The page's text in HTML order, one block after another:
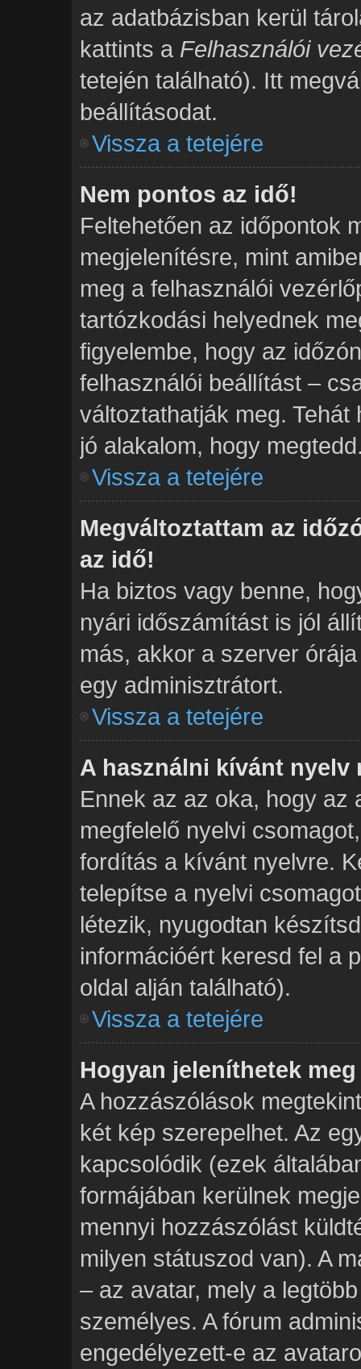
az adatbázisban kerül
kattints a Felhasználói
tetején található). Itt
beállításodat.
Vissza a tetejére
Nem pontos az idő!
Feltehetően az időpontok
megjelenítésre, mint
meg a felhasználói
tartózkodási helyednek
figyelembe, hogy az
felhasználói beállítást –
változtathatják meg.
jó alakalom, hogy
Vissza a tetejére
Megváltoztattam az
az idő!
Ha biztos vagy benne,
nyári időszámítást is jól
más, akkor a szerver
egy adminisztrátort.
Vissza a tetejére
A használni kívánt nyelv
Ennek az az oka, hogy az
megfelelő nyelvi
fordítás a kívánt nyelvre.
telepítse a nyelvi
létezik, nyugodtan
információért keresd fel a
oldal alján található).
Vissza a tetejére
Hogyan jeleníthetek
A hozzászólások
két kép szerepelhet. Az
kapcsolódik (ezek
formájában kerülnek
mennyi hozzászólást
milyen státuszod van). A
– az avatar, mely a
személyes. A fórum
engedélyezett-e az